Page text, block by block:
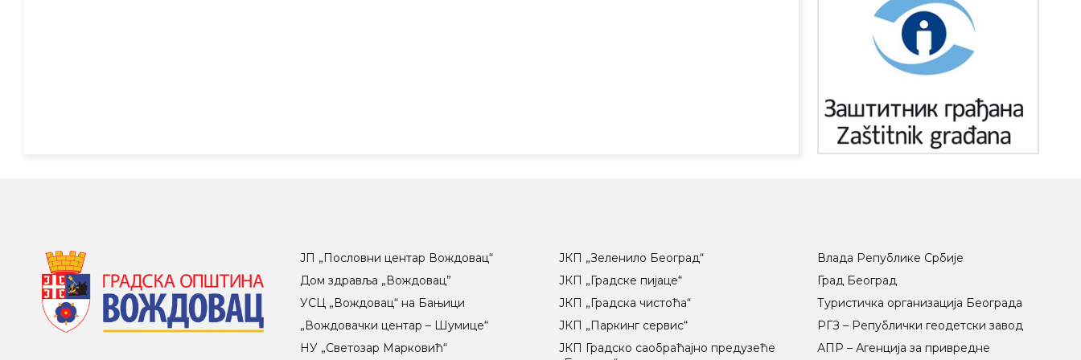
ЈП „Пословни центар Вождовац“
Дом здравља „Вождовац”
УСЦ „Вождовац“ на Бањици
„Вождовачки центар – Шумице“
НУ „Светозар Марковић“
ЈКП „Зеленило Београд“
ЈКП „Градске пијаце“
ЈКП „Градска чистоћа“
ЈКП „Паркинг сервис“
ЈКП Градско саобраћајно предузеће
Влада Републике Србије
Град Београд
Туристичка организација Београда
РГЗ – Републички геодетски завод
АПР – Агенција за привредне